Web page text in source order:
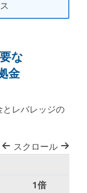
な
金
とレバレッジの
スクロール
1倍